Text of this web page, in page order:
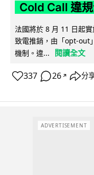
Cold Call 違
法國將於 8 月 11 日起
致電推銷，由「opt-out
機制。違...
閱讀全文
337 26 ↗ 分
ADVERTISEMENT